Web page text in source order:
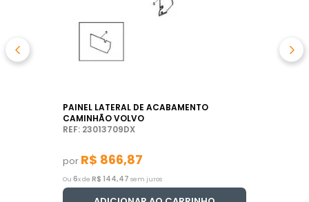
PAINEL LATERAL DE ACABAMENTO
CAMINHÃO VOLVO
REF: 23013709DX
por R$ 866,87
Ou 6x de R$ 144,47 sem juros